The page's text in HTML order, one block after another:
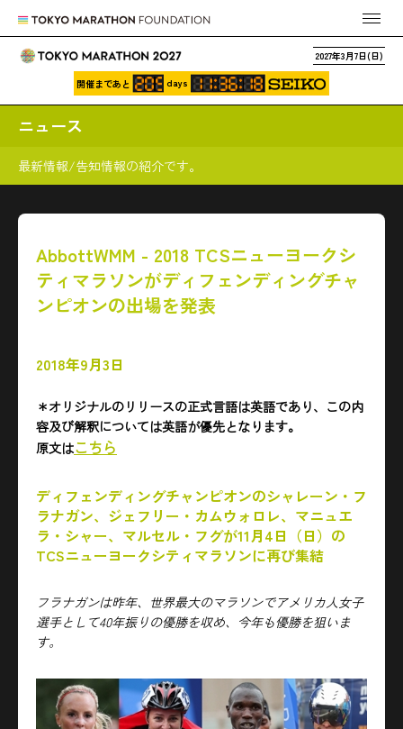
2027年3月7日(日)
開催まであと days
ニュース
最新情報/告知情報の紹介です。
AbbottWMM - 2018 TCSニューヨークシ
ティマラソンがディフェンディングチャ
ンピオンの出場を発表
2018年9月3日
＊オリジナルのリリースの正式言語は英語であり、この内
容及び解釈については英語が優先となります。
原文はこちら
ディフェンディングチャンピオンのシャレーン・フ
ラナガン、ジェフリー・カムウォロレ、マニュエ
ラ・シャー、マルセル・フグが11月4日（日）の
TCSニューヨークシティマラソンに再び集結
フラナガンは昨年、世界最大のマラソンでアメリカ人女子
選手として40年振りの優勝を収め、今年も優勝を狙いま
す。